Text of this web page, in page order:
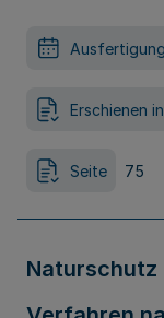
Erschienen in
Seite 75
Naturschutz